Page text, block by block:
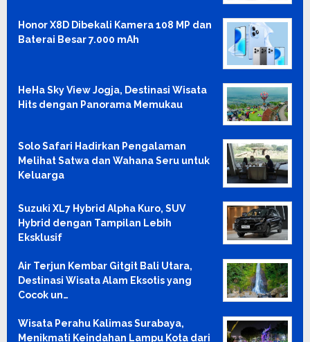
Honor X8D Dibekali Kamera 108 MP dan
Baterai Besar 7.000 mAh
HeHa Sky View Jogja, Destinasi Wisata
Hits dengan Panorama Memukau
Solo Safari Hadirkan Pengalaman
Melihat Satwa dan Wahana Seru untuk
Keluarga
Suzuki XL7 Hybrid Alpha Kuro, SUV
Hybrid dengan Tampilan Lebih
Eksklusif
Air Terjun Kembar Gitgit Bali Utara,
Destinasi Wisata Alam Eksotis yang
Cocok un…
Wisata Perahu Kalimas Surabaya,
Menikmati Keindahan Lampu Kota dari